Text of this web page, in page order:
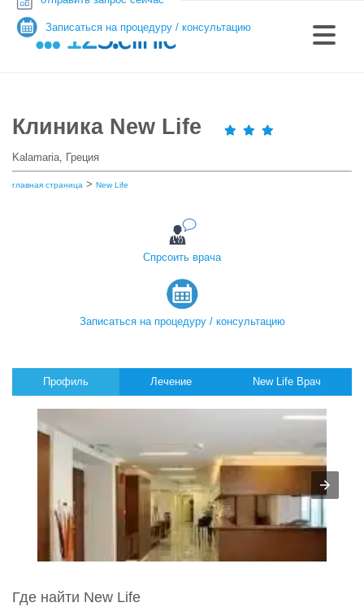
Клиника New Life
Kalamaria, Греция
главная страница > New Life
Спрсоить врача
Записаться на процедуру / консультацию
Профиль
Где найти New Life
Лечение New Life Врач
Записаться на процедуру / консультацию